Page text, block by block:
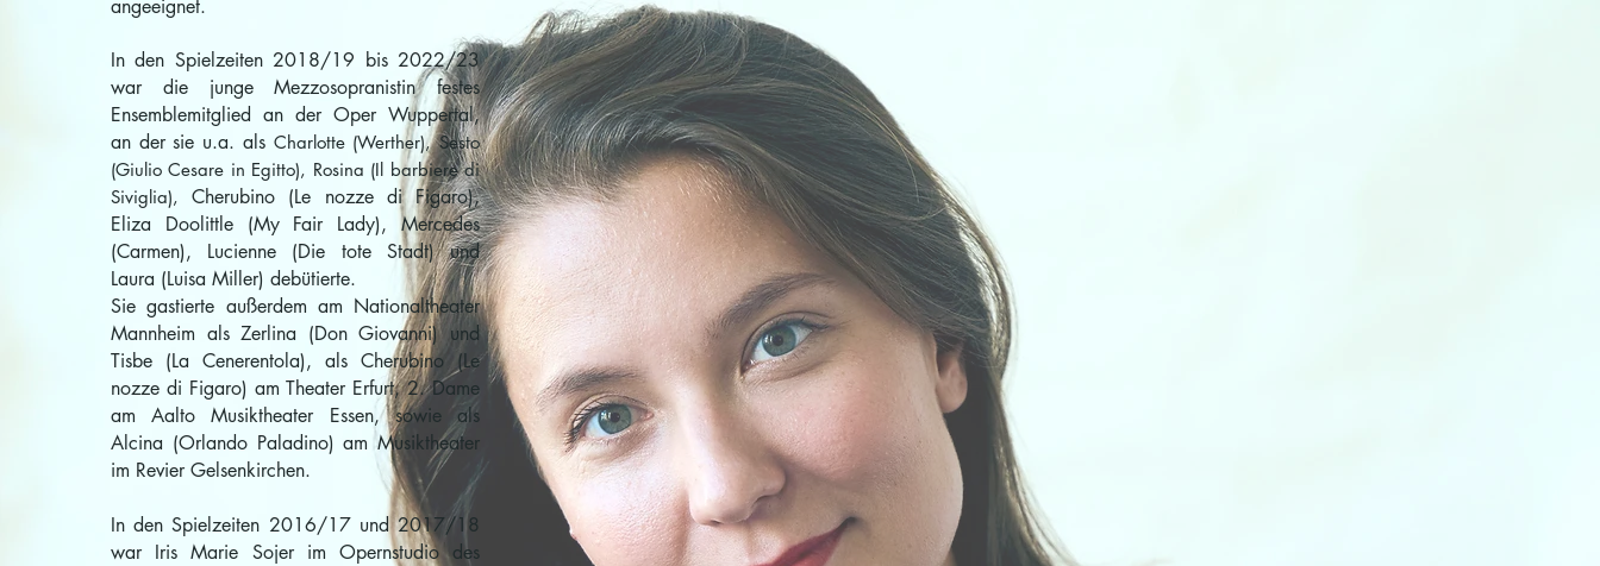
angeeignet.
In den Spielzeiten 2018/19 bis 2022/23
war die junge Mezzosopranistin festes
Ensemblemitglied an der Oper Wuppertal,
an der sie u.a. als Charlotte (Werther), Sesto
(Giulio Cesare in Egitto), Rosina (Il barbiere di
Siviglia),Cherubino (Le nozze di Figaro),
Eliza Doolittle (My Fair Lady), Mercedes
(Carmen), Lucienne (Die tote Stadt) und
Laura (Luisa Miller) debütierte.
Sie gastierte außerdem am Nationaltheater
Mannheim als Zerlina (Don Giovanni) und
Tisbe (La Cenerentola), als Cherubino (Le
nozze di Figaro) am Theater Erfurt, 2. Dame
am Aalto Musiktheater Essen, sowie als
Alcina (Orlando Paladino) am Musiktheater
im Revier Gelsenkirchen.
In den Spielzeiten 2016/17 und 2017/18
war Iris Marie Sojer im Opernstudio des